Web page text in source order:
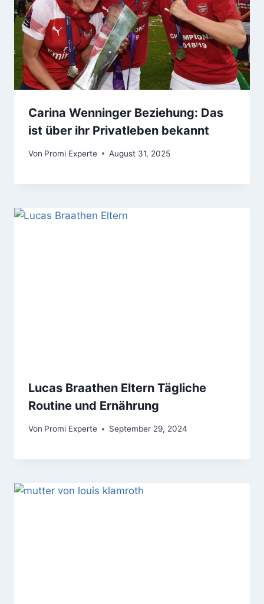
Carina Wenninger Beziehung: Das
ist über ihr Privatleben bekannt
Von Promi Experte August 31, 2025
Lucas Braathen Eltern Tägliche
Routine und Ernährung
Von Promi Experte September 29, 2024